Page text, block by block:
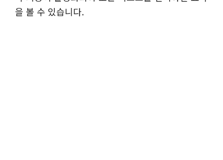
을 볼 수 있습니다.